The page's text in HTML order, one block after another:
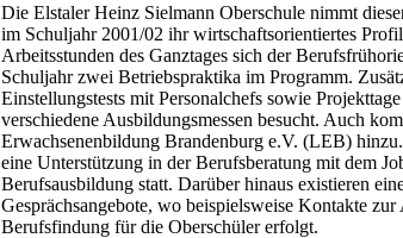
Die Elstaler Heinz Sielmann Oberschule nimmt
im Schuljahr 2001/02 ihr wirtschaftsorientiertes
Arbeitsstunden des Ganztages sich der
Schuljahr zwei Betriebspraktika im Programm.
Einstellungstests mit Personalchefs sowie
verschiedene Ausbildungsmessen besucht. Auch
Erwachsenenbildung Brandenburg e.V. (LEB)
eine Unterstützung in der Berufsberatung mit dem
Berufsausbildung statt. Darüber hinaus existieren
Gesprächsangebote, wo beispielsweise Kontakte
Berufsfindung für die Oberschüler erfolgt.